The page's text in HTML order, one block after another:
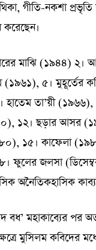
গীতি-নকশা প্রভৃতি
করেছেন।
মাঝি (১৯৪৪) ২।
৫। মুহূর্তের
হাতেম তা’য়ী
১২। ছড়ার আসর
১৫। কাফেলা
ফুলের জলসা
অনৈতিকহাসিক
বধ’ মহাকাব্যের
মুসিলম কবিদের